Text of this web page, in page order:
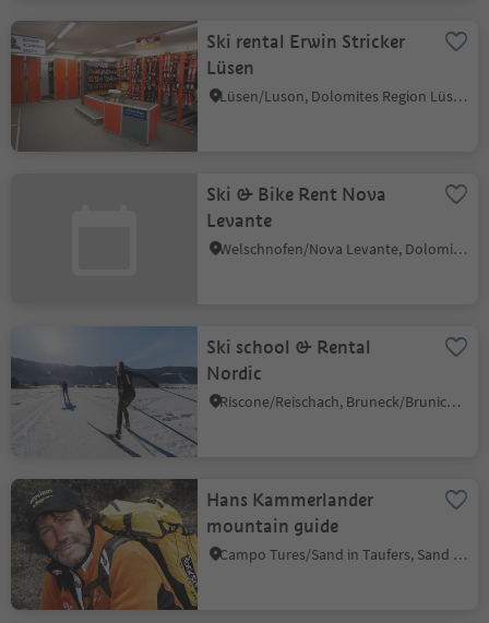
Ski rental Erwin Stricker
Lüsen
Lüsen/Luson, Dolomites Region Lüsen Villnöss
Ski & Bike Rent Nova
Levante
Welschnofen/Nova Levante, Dolomites Region Eggental
Ski school & Rental
Nordic
Riscone/Reischach, Bruneck/Brunico, Dolomites Region Kronplatz/Plan de Corones
Hans Kammerlander
mountain guide
Campo Tures/Sand in Taufers, Sand in Taufers/Campo Tures, Ahrntal/Valle Aurina